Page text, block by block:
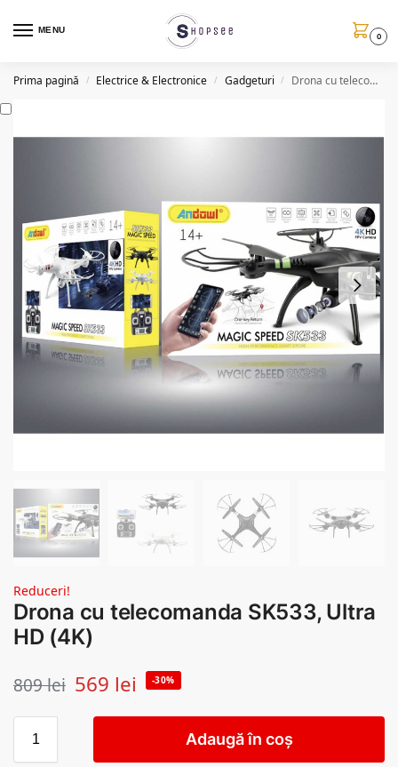
MENU
0
Prima pagină / Electrice & Electronice / Gadgeturi / Drona cu telecomanda SK533, Ultra HD (4K)
Reduceri!
Drona cu telecomanda SK533, Ultra
HD (4K)
809lei 569 lei -30%
Adaugă în coș